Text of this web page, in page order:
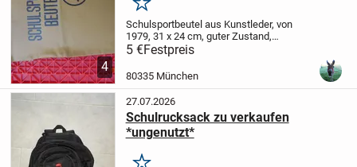
4
Merken
Schulsportbeutel aus Kunstleder, von
1979, 31 x 24 cm, guter Zustand,
Nichtraucherhaushalt, Besichtigung
erwünscht, Verkaufspreis 5 € - Versand
möglich für 5 € - Bezahlung: Bar, Paypal
Befindet...
5 €Festpreis
80335 München
27.07.2026
Schulrucksack zu verkaufen
*ungenutzt*